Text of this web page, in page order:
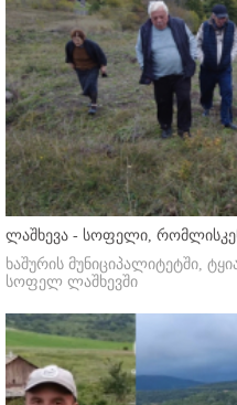
ლაშხევა - სოფელი,
ხაშურის მუნიციპალიტეტში,
სოფელ ლაშხევში